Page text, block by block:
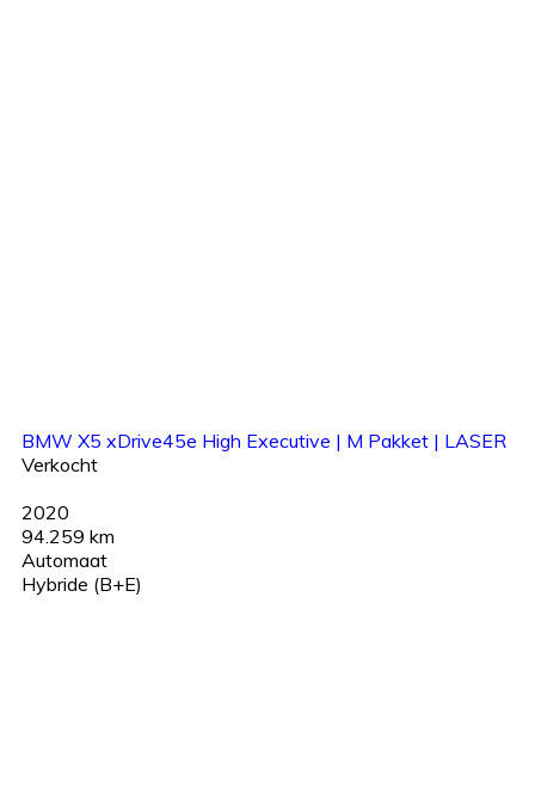
BMW X5 xDrive45e High Executive | M Pakket | LASER
Verkocht
2020
94.259 km
Automaat
Hybride (B+E)